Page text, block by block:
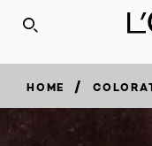
HOME /